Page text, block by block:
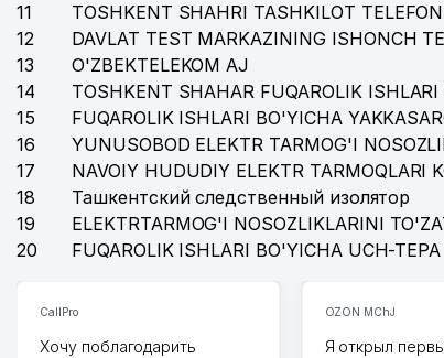
11
TOSHKENT SHAHRI TASHKILOT
12
DAVLAT TEST MARKAZINING ISHONCH
13
O'ZBEKTELEKOM AJ
14
TOSHKENT SHAHAR FUQAROLIK
15
FUQAROLIK ISHLARI BO'YICHA
16
YUNUSOBOD ELEKTR TARMOG'I
17
NAVOIY HUDUDIY ELEKTR TARMOQLARI
18
Ташкентский следственный изолятор
19
ELEKTRTARMOG'I NOSOZLIKLARINI
20
FUQAROLIK ISHLARI BO'YICHA UCH-
CallPro
Хочу поблагодарить
OZON MChJ
Я открыл